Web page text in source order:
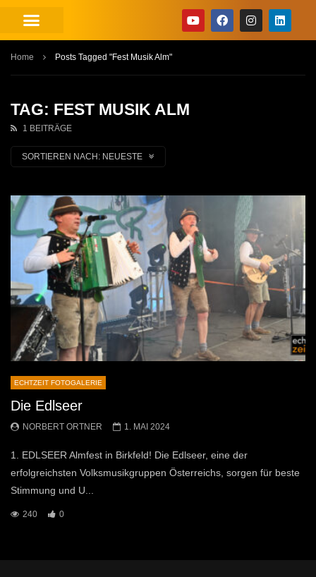
Home Posts Tagged "Fest Musik Alm"
TAG: FEST MUSIK ALM
1 BEITRÄGE
SORTIEREN NACH: NEUESTE
ECHTZEIT FOTOGALERIE
Die Edlseer
NORBERT ORTNER 1. MAI 2024
1. EDLSEER Almfest in Birkfeld! Die Edlseer, eine der
erfolgreichsten Volksmusikgruppen Österreichs, sorgen für beste
Stimmung und U...
240 0